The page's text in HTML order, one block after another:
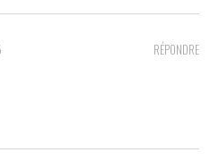
RÉPONDRE